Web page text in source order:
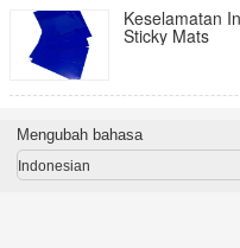
Keselamatan
Sticky Mats
Mengubah bahasa
Indonesian